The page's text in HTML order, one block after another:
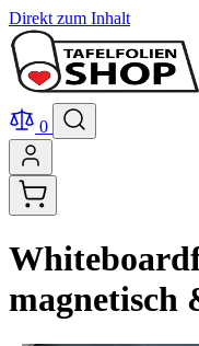
Direkt zum Inhalt
0
magnetisch